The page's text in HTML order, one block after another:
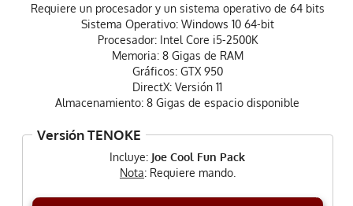
Requiere un procesador y un sistema operativo de 64 bits
Sistema Operativo: Windows 10 64-bit
Procesador: Intel Core i5-2500K
Memoria: 8 Gigas de RAM
Gráficos: GTX 950
DirectX: Versión 11
Almacenamiento: 8 Gigas de espacio disponible
Versión TENOKE
Incluye: Joe Cool Fun Pack
Nota: Requiere mando.